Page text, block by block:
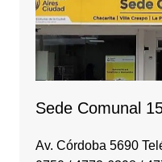
Sede Comunal
Av. Córdoba 5690